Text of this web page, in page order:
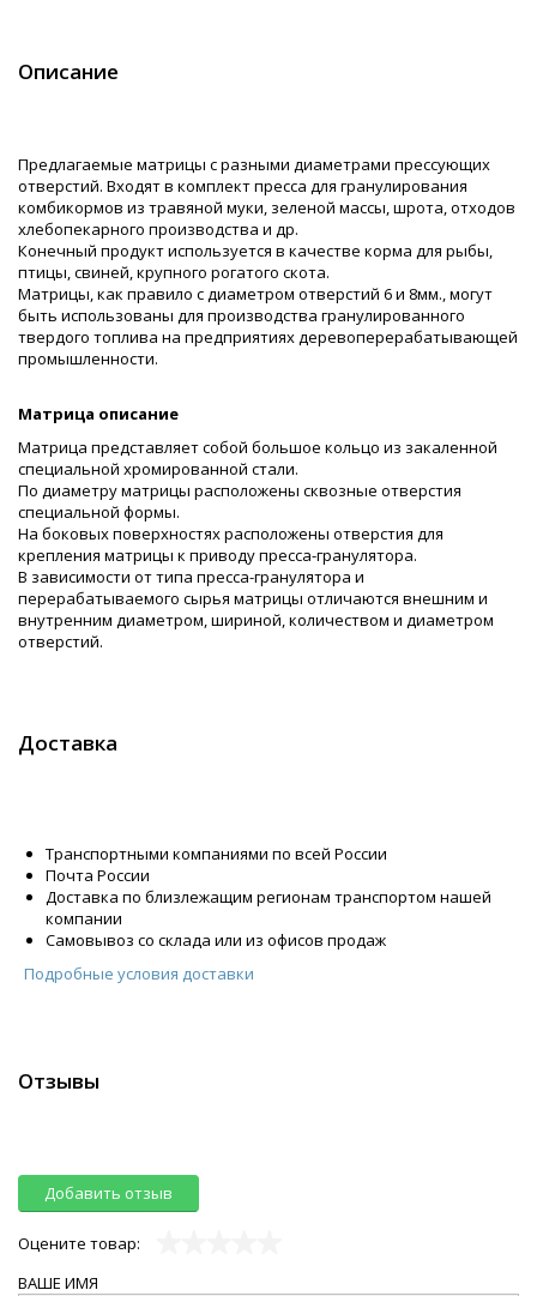
Описание
Предлагаемые матрицы с разными диаметрами прессующих
отверстий. Входят в комплект пресса для гранулирования
комбикормов из травяной муки, зеленой массы, шрота, отходов
хлебопекарного производства и др.
Конечный продукт используется в качестве корма для рыбы,
птицы, свиней, крупного рогатого скота.
Матрицы, как правило с диаметром отверстий 6 и 8мм., могут
быть использованы для производства гранулированного
твердого топлива на предприятиях деревоперерабатывающей
промышленности.
Матрица описание
Матрица представляет собой большое кольцо из закаленной
специальной хромированной стали.
По диаметру матрицы расположены сквозные отверстия
специальной формы.
На боковых поверхностях расположены отверстия для
крепления матрицы к приводу пресса-гранулятора.
В зависимости от типа пресса-гранулятора и
перерабатываемого сырья матрицы отличаются внешним и
внутренним диаметром, шириной, количеством и диаметром
отверстий.
Доставка
Транспортными компаниями по всей России
Почта России
Доставка по близлежащим регионам транспортом нашей
компании
Самовывоз со склада или из офисов продаж
Подробные условия доставки
Отзывы
Добавить отзыв
Оцените товар:
ВАШЕ ИМЯ